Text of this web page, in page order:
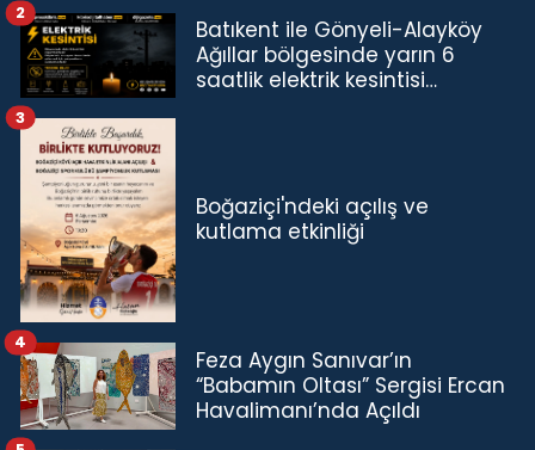
Batıkent ile Gönyeli-Alayköy
Ağıllar bölgesinde yarın 6
saatlik elektrik kesintisi…
2
Boğaziçi'ndeki açılış ve
kutlama etkinliği
3
Feza Aygın Sanıvar’ın
“Babamın Oltası” Sergisi Ercan
Havalimanı’nda Açıldı
4